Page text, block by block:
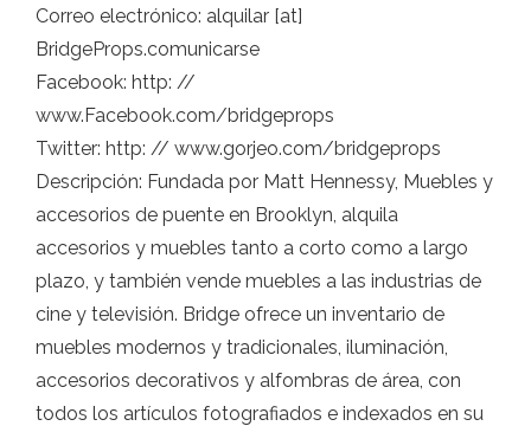
Correo electrónico: alquilar [at]
BridgeProps.comunicarse
Facebook: http: //
www.Facebook.com/bridgeprops
Twitter: http: // www.gorjeo.com/bridgeprops
Descripción: Fundada por Matt Hennessy, Muebles y
accesorios de puente en Brooklyn, alquila
accesorios y muebles tanto a corto como a largo
plazo, y también vende muebles a las industrias de
cine y televisión. Bridge ofrece un inventario de
muebles modernos y tradicionales, iluminación,
accesorios decorativos y alfombras de área, con
todos los artículos fotografiados e indexados en su